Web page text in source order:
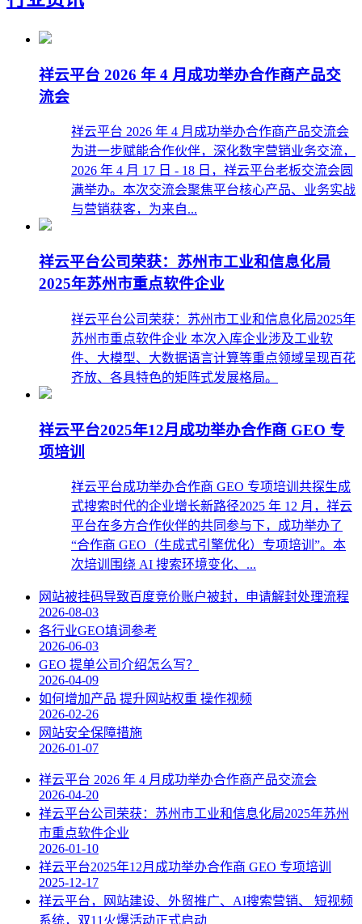
祥云平台 2026 年 4 月成功举办合作商产品交
流会
祥云平台 2026 年 4 月成功举办合作商产品交流会
为进一步赋能合作伙伴，深化数字营销业务交流，
2026 年 4 月 17 日 - 18 日，祥云平台老板交流会圆
满举办。本次交流会聚焦平台核心产品、业务实战
与营销获客，为来自...
祥云平台公司荣获：苏州市工业和信息化局
2025年苏州市重点软件企业
祥云平台公司荣获：苏州市工业和信息化局2025年
苏州市重点软件企业 本次入库企业涉及工业软
件、大模型、大数据语言计算等重点领域呈现百花
齐放、各具特色的矩阵式发展格局。
祥云平台2025年12月成功举办合作商 GEO 专
项培训
祥云平台成功举办合作商 GEO 专项培训共探生成
式搜索时代的企业增长新路径2025 年 12 月，祥云
平台在多方合作伙伴的共同参与下，成功举办了
“合作商 GEO（生成式引擎优化）专项培训”。本
次培训围绕 AI 搜索环境变化、...
网站被挂码导致百度竞价账户被封，申请解封处理流程
2026-08-03
各行业GEO填词参考
2026-06-03
GEO 提单公司介绍怎么写？
2026-04-09
如何增加产品 提升网站权重 操作视频
2026-02-26
网站安全保障措施
2026-01-07
祥云平台 2026 年 4 月成功举办合作商产品交流会
2026-04-20
祥云平台公司荣获：苏州市工业和信息化局2025年苏州
市重点软件企业
2026-01-10
祥云平台2025年12月成功举办合作商 GEO 专项培训
2025-12-17
祥云平台，网站建设、外贸推广、AI搜索营销、 短视频
系统，双11火爆活动正式启动